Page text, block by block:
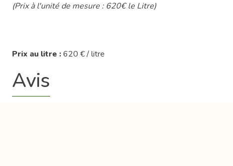
(Prix à l'unité de mesure : 620€ le Litre)
Prix au litre :620 € / litre
Avis